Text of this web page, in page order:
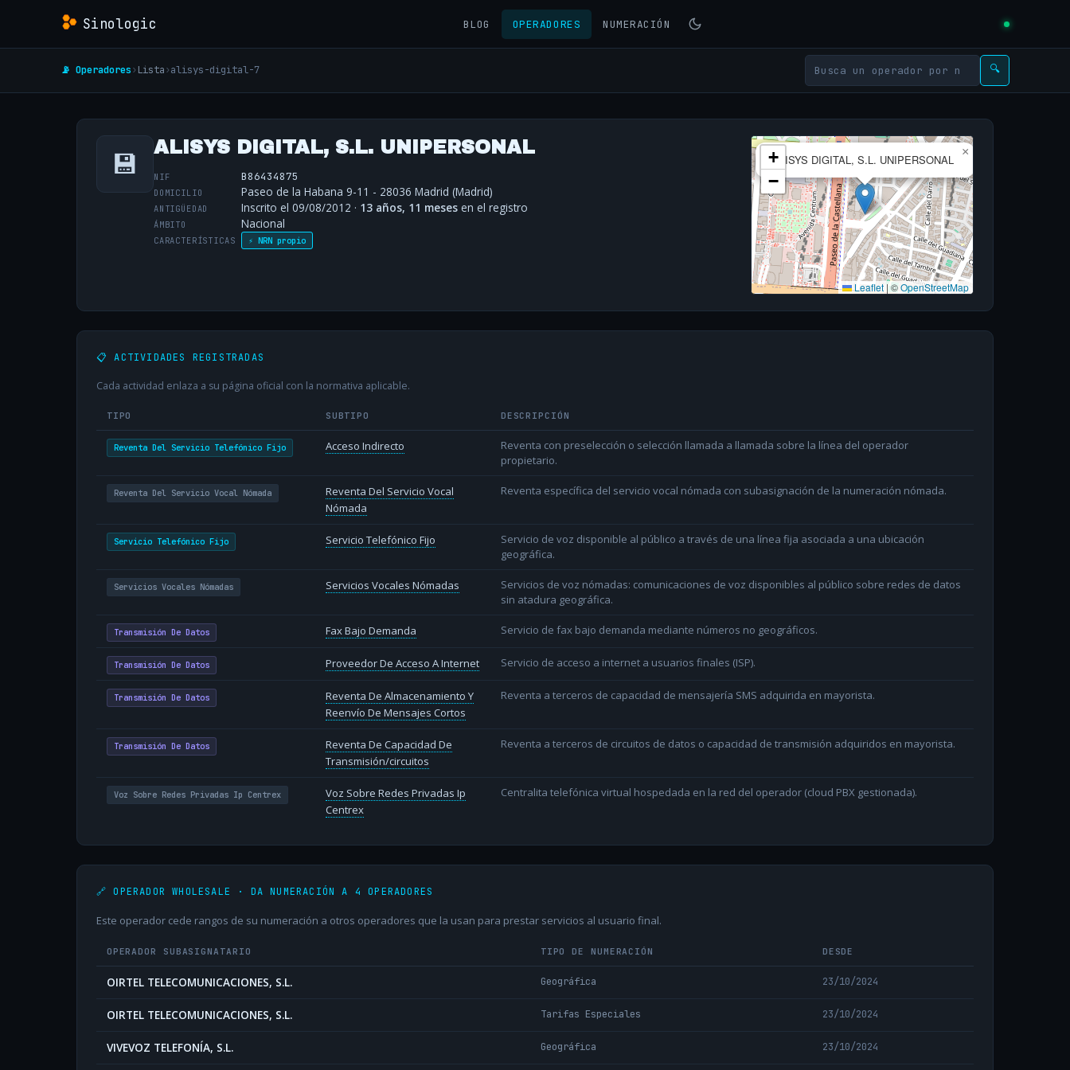
Sinologic BLOG OPERADORES NUMERACIÓN
📡 Operadores› Lista›alisys-digital-7 🔍
💾 ALISYS DIGITAL, S.L. UNIPERSONAL
NIF B86434875
DOMICILIO Paseo de la Habana 9-11 - 28036 Madrid (Madrid)
ANTIGÜEDAD Inscrito el 09/08/2012 · 13 años, 11 meses en el registro
ÁMBITO Nacional
CARACTERÍSTICAS ⚡ NRN propio
ALISYS DIGITAL, S.L. UNIPERSONAL
×
+
−
Leaflet|©OpenStreetMap
📋 ACTIVIDADES REGISTRADAS
Cada actividad enlaza a su página oficial con la normativa aplicable.
TIPO SUBTIPO DESCRIPCIÓN
Reventa Del Servicio Telefónico Fijo Acceso Indirecto
Reventa con preselección o selección llamada a llamada sobre la línea del operador
propietario.
Reventa Del Servicio Vocal Nómada
Reventa Del Servicio Vocal
Nómada
Reventa específica del servicio vocal nómada con subasignación de la numeración nómada.
Servicio Telefónico Fijo Servicio Telefónico Fijo
Servicio de voz disponible al público a través de una línea fija asociada a una ubicación
geográfica.
Servicios Vocales Nómadas Servicios Vocales Nómadas
Servicios de voz nómadas: comunicaciones de voz disponibles al público sobre redes de datos
sin atadura geográfica.
Transmisión De Datos Fax Bajo Demanda Servicio de fax bajo demanda mediante números no geográficos.
Transmisión De Datos Proveedor De Acceso A Internet Servicio de acceso a internet a usuarios finales (ISP).
Transmisión De Datos
Reventa De Almacenamiento Y
Reenvío De Mensajes Cortos
Reventa a terceros de capacidad de mensajería SMS adquirida en mayorista.
Transmisión De Datos
Reventa De Capacidad De
Transmisión/circuitos
Reventa a terceros de circuitos de datos o capacidad de transmisión adquiridos en mayorista.
Voz Sobre Redes Privadas Ip Centrex
Voz Sobre Redes Privadas Ip
Centrex
Centralita telefónica virtual hospedada en la red del operador (cloud PBX gestionada).
🔗 OPERADOR WHOLESALE · DA NUMERACIÓN A 4 OPERADORES
Este operador cede rangos de su numeración a otros operadores que la usan para prestar servicios al usuario final.
OPERADOR SUBASIGNATARIO TIPO DE NUMERACIÓN DESDE
OIRTEL TELECOMUNICACIONES, S.L. Geográfica 23/10/2024
OIRTEL TELECOMUNICACIONES, S.L. Tarifas Especiales 23/10/2024
VIVEVOZ TELEFONÍA, S.L. Geográfica 23/10/2024